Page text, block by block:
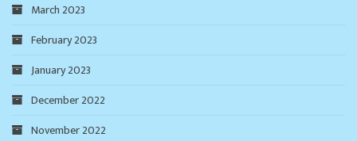
March 2023
February 2023
January 2023
December 2022
November 2022